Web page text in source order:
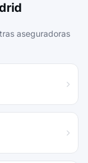
aseguradoras